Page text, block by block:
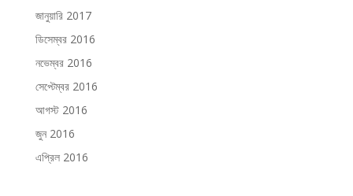
জানুয়ারি 2017
ডিসেম্বর 2016
নভেম্বর 2016
সেপ্টেম্বর 2016
আগস্ট 2016
জুন 2016
এপ্রিল 2016